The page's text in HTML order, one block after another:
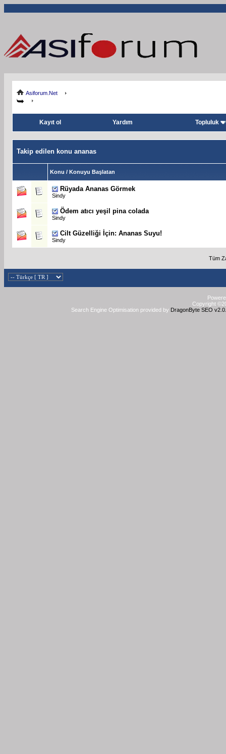
Asiforum.Net
Kayıt ol Yardım Topluluk
Takip edilen konu ananas
Konu / Konuyu Başlatan
Rüyada Ananas Görmek
Sindy
Ödem atıcı yeşil pina colada
Sindy
Cilt Güzelliği İçin: Ananas Suyu!
Sindy
Tüm
Copyright
Search Engine Optimisation provided by DragonByte SEO